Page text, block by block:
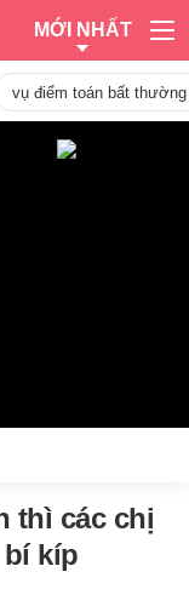
MỚI NHẤT
vụ điểm toán bất
thì các chị
kíp